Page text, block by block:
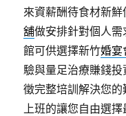
來資薪酬待食材新
舖做安排針對個人
館可供選擇新竹婚宴
驗與量足治療賺錢
徵完整培訓解決您
上班的讓您自由選擇